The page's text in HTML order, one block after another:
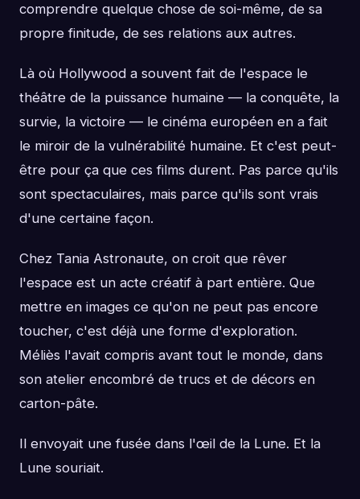
comprendre quelque chose de soi-même, de sa
propre finitude, de ses relations aux autres.
Là où Hollywood a souvent fait de l'espace le
théâtre de la puissance humaine — la conquête, la
survie, la victoire — le cinéma européen en a fait
le miroir de la vulnérabilité humaine. Et c'est peut-
être pour ça que ces films durent. Pas parce qu'ils
sont spectaculaires, mais parce qu'ils sont vrais
d'une certaine façon.
Chez Tania Astronaute, on croit que rêver
l'espace est un acte créatif à part entière. Que
mettre en images ce qu'on ne peut pas encore
toucher, c'est déjà une forme d'exploration.
Méliès l'avait compris avant tout le monde, dans
son atelier encombré de trucs et de décors en
carton-pâte.
Il envoyait une fusée dans l'œil de la Lune. Et la
Lune souriait.